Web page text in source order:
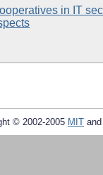
in IT
© 2002-2005 MIT